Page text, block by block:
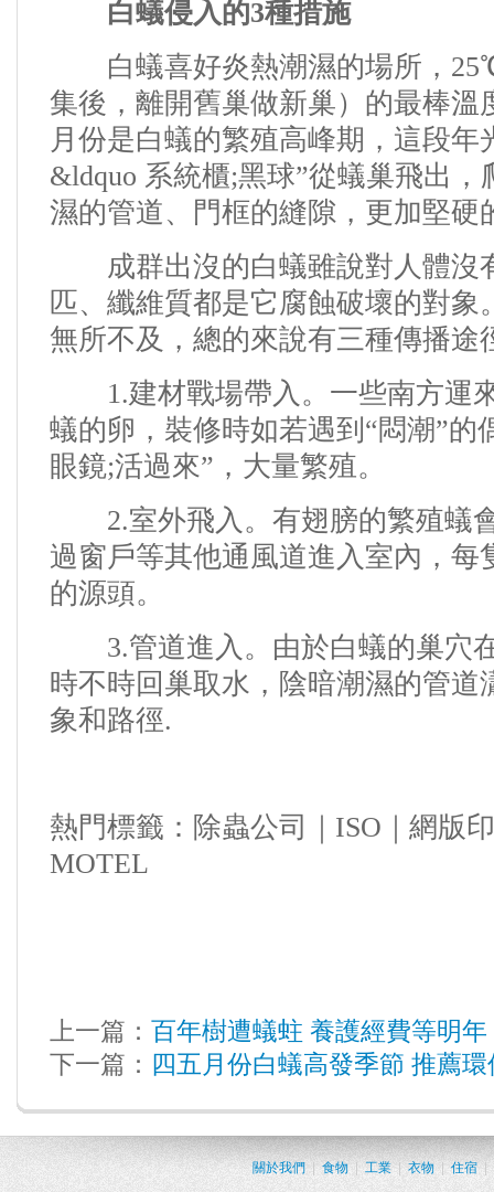
白蟻侵入的3種措施
白蟻喜好炎熱潮濕的場所，
集後，離開舊巢做新巢）的最棒溫
月份是白蟻的繁殖高峰期，這段年
&ldquo 系統櫃;黑球”從蟻巢飛出
濕的管道、門框的縫隙，更加堅硬
成群出沒的白蟻雖說對人體沒
匹、纖維質都是它腐蝕破壞的對象
無所不及，總的來說有三種傳播途
1.建材戰場帶入。 一些南方運
蟻的卵，裝修時如若遇到“悶潮”
眼鏡;活過來”，大量繁殖。
2.室外飛入。 有翅膀的繁殖蟻
過窗戶等其他通風道進入室內，每
的源頭。
3.管道進入。 由於白蟻的巢穴
時不時回巢取水，陰暗潮濕的管道
象和路徑.
熱門標籤： 除蟲公司 ISO
網版
MOTEL
上一篇： 百年樹遭蟻蛀 養護經費等明年
下一篇： 四五月份白蟻高發季節 推薦
關於我們 食物 工業 | 衣物 住宿 |